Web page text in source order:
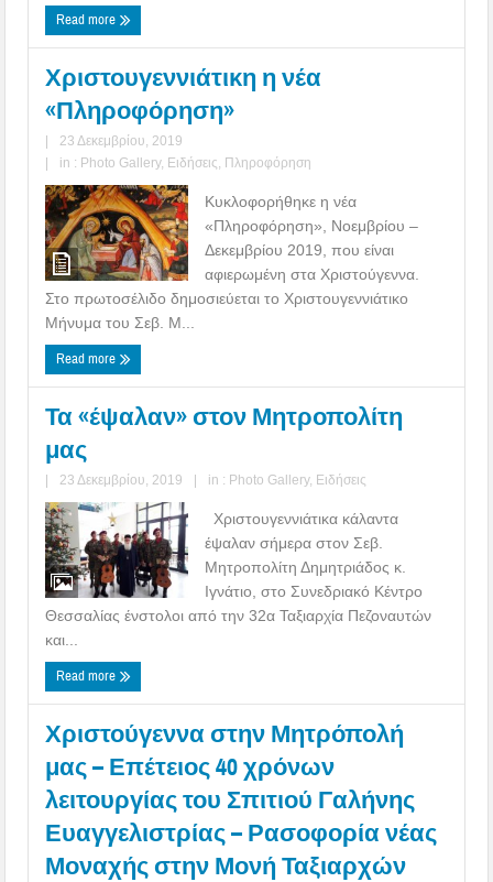
Read more
Χριστουγεννιάτικη η νέα
«Πληροφόρηση»
|
23 Δεκεμβρίου, 2019
|
in : Photo Gallery, Ειδήσεις Πληροφόρηση
Κυκλοφορήθηκε η νέα
«Πληροφόρηση», Νοεμβρίου –
Δεκεμβρίου 2019, που είναι
αφιερωμένη στα Χριστούγεννα.
Στο πρωτοσέλιδο δημοσιεύεται το Χριστουγεννιάτικο
Μήνυμα του Σεβ. Μ...
Read more
Τα «έψαλαν» στον Μητροπολίτη
μας
| 23 Δεκεμβρίου, 2019 | in : Photo Gallery, Ειδήσεις
Χριστουγεννιάτικα κάλαντα
έψαλαν σήμερα στον Σεβ.
Μητροπολίτη Δημητριάδος κ.
Ιγνάτιο, στο Συνεδριακό Κέντρο
Θεσσαλίας ένστολοι από την 32α Ταξιαρχία Πεζοναυτών
και...
Read more
Χριστούγεννα στην Μητρόπολή
μας – Επέτειος 40 χρόνων
λειτουργίας του Σπιτιού Γαλήνης
Ευαγγελιστρίας – Ρασοφορία νέας
Μοναχής στην Μονή Ταξιαρχών